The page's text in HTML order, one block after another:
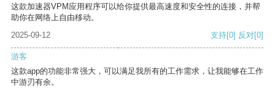
这款加速器VPM应用程序可以给你提供最高速度和安全性的连接，并帮
助你在网络上自由移动。
2025-09-12
支持[0] 反对[0]
游客
这款app的功能非常强大，可以满足我所有的工作需求，让我能够在工作
中游刃有余。